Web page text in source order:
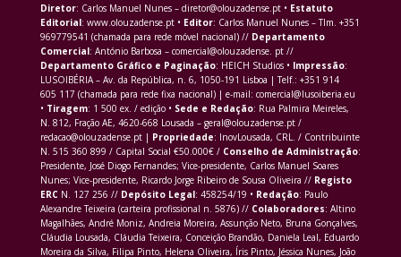
Diretor: Carlos Manuel Nunes – diretor@olouzadense.pt • Estatuto
Editorial: www.olouzadense.pt • Editor: Carlos Manuel Nunes – Tlm. +351
969779541 (chamada para rede móvel nacional) // Departamento
Comercial: António Barbosa – comercial@olouzadense. pt //
Departamento Gráfico e Paginação: HEICH Studios • Impressão:
LUSOIBÉRIA – Av. da República, n. 6, 1050-191 Lisboa | Telf.: +351 914
605 117 (chamada para rede fixa nacional) | e-mail: comercial@lusoiberia.eu
• Tiragem: 1 500 ex. / edição • Sede e Redação: Rua Palmira Meireles,
N. 812, Fração AE, 4620-668 Lousada – geral@olouzadense.pt /
redacao@olouzadense.pt | Propriedade: InovLousada, CRL. / Contribuinte
N. 515 360 899 / Capital Social €50.000€ / Conselho de Administração:
Presidente, José Diogo Fernandes; Vice-presidente, Carlos Manuel Soares
Nunes; Vice-presidente, Ricardo Jorge Ribeiro de Sousa Oliveira // Registo
ERCN. 127 256 // Depósito Legal: 458254/19 • Redação: Paulo
Alexandre Teixeira (carteira profissional n. 5876) // Colaboradores: Altino
Magalhães, André Moniz, Andreia Moreira, Assunção Neto, Bruna Gonçalves,
Cláudia Lousada, Cláudia Teixeira, Conceição Brandão, Daniela Leal, Eduardo
Moreira da Silva, Filipa Pinto, Helena Oliveira, Íris Pinto, Jéssica Nunes, João